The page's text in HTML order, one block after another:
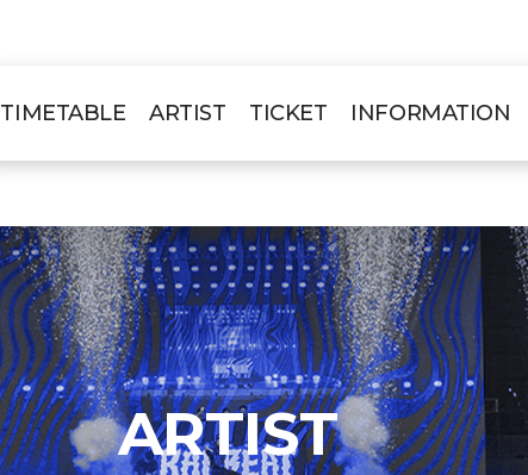
TIMETABLE ARTIST TICKET INFORMATION
ARTIST